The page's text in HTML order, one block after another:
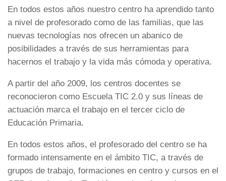
En todos estos años nuestro centro ha aprendido tanto
a nivel de profesorado como de las familias, que las
nuevas tecnologías nos ofrecen un abanico de
posibilidades a través de sus herramientas para
hacernos el trabajo y la vida más cómoda y operativa.
A partir del año 2009, los centros docentes se
reconocieron como Escuela TIC 2.0 y sus líneas de
actuación marca el trabajo en el tercer ciclo de
Educación Primaria.
En todos estos años, el profesorado del centro se ha
formado intensamente en el ámbito TIC, a través de
grupos de trabajo, formaciones en centro y cursos en el